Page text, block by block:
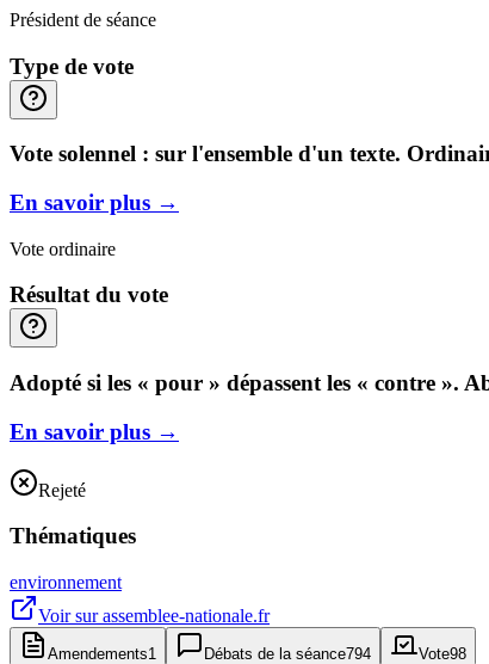
Président de séance
Type de vote
Vote solennel : sur l'ensemble d'un texte.
En savoir plus →
Vote ordinaire
Résultat du vote
Adopté si les « pour » dépassent les « contre ».
En savoir plus →
Rejeté
Thématiques
environnement
Voir surassemblee-nationale.fr
Amendements1 Débats de la séance794 Vote98